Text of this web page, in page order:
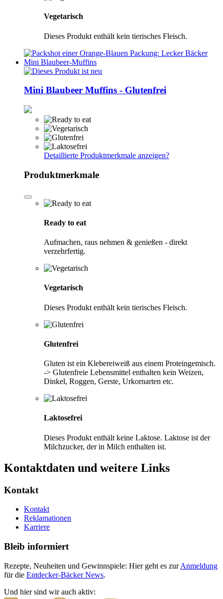
Vegetarisch
Dieses Produkt enthält kein tierisches Fleisch.
Mini Blaubeer Muffins - Glutenfrei
Detaillierte Produktmerkmale anzeigen?
Produktmerkmale
Ready to eat
Aufmachen, raus nehmen & genießen - direkt
verzehrfertig.
Vegetarisch
Dieses Produkt enthält kein tierisches Fleisch.
Glutenfrei
Gluten ist ein Klebereiweiß aus einem Proteingemisch.
-> Glutenfreie Lebensmittel enthalten kein Weizen,
Dinkel, Roggen, Gerste, Urkornarten etc.
Laktosefrei
Dieses Produkt enthält keine Laktose. Laktose ist der
Milchzucker, der in Milch enthalten ist.
Kontaktdaten und weitere Links
Kontakt
Kontakt
Reklamationen
Karriere
Bleib informiert
Rezepte, Neuheiten und Gewinnspiele: Hier geht es zurAnmeldung
für die Entdecker-Bäcker News.
Und hier sind wir auch aktiv: